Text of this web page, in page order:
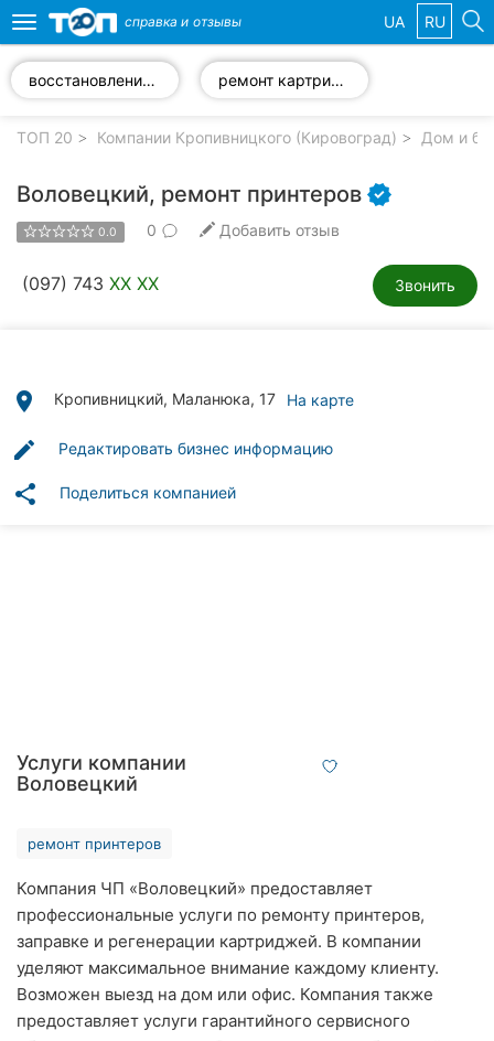
компании
клиники
Автошколы
Все
города:
Житомир
Тернополь
Toggle
navigation
справка и отзывы UA RU
восстановление картриджей ремонт картриджей
ТОП 20 Компании Кропивницкого (Кировоград) Дом и
Воловецкий, ремонт принтеров
0.0 0 Добавить отзыв
(097) 743 XX XX Звонить
place Кропивницкий, Маланюка, 17 На карте
edit Редактировать бизнес информацию
share Поделиться компанией
Услуги компании
Воловецкий
ремонт принтеров
Компания ЧП «Воловецкий» предоставляет
профессиональные услуги по ремонту принтеров,
заправке и регенерации картриджей. В компании
уделяют максимальное внимание каждому клиенту.
Возможен выезд на дом или офис. Компания также
предоставляет услуги гарантийного сервисного